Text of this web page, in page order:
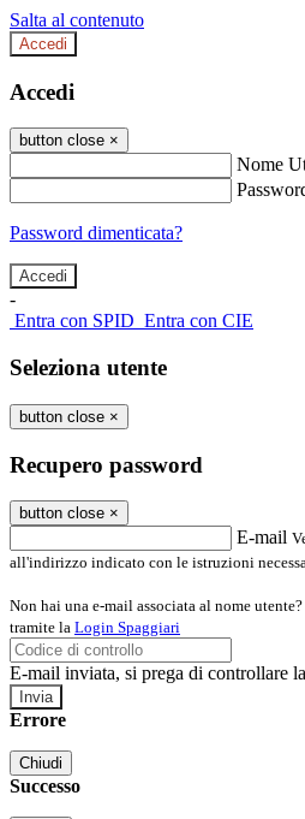
Salta al contenuto
Accedi
Accedi
button close ×
Nome
Password dimenticata?
-
Entra con SPID Entra con CIE
Seleziona utente
button close ×
Recupero password
button close ×
E-mail
all'indirizzo indicato con le istruzioni
Non hai una e-mail associata al nome
tramite la Login Spaggiari
E-mail inviata, si prega di controllare
Errore
Chiudi
Successo